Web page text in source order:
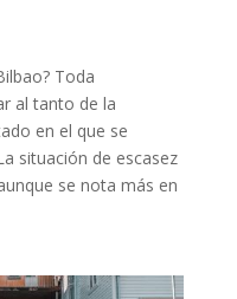
Toda
al tanto de la
en el que se
situación de escasez
se nota más en